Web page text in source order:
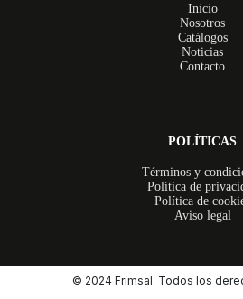
Inicio
Nosotros
Catálogos
Noticias
Contacto
POLÍTICAS
Términos y
Política de
Política de
Aviso legal
© 2024 Frimsal. Todos los